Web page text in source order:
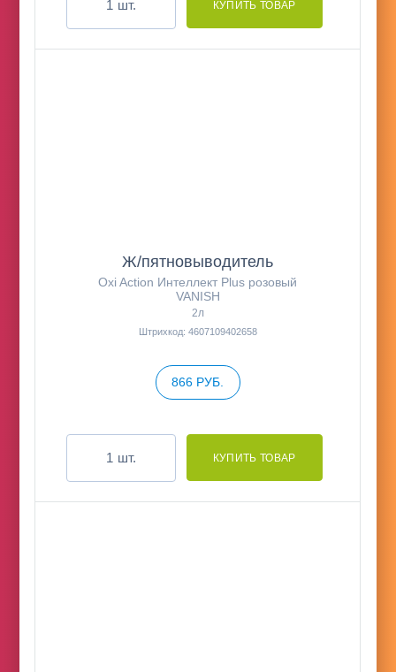
шт.
Ж/пятновыводитель
Oxi Action Интеллект Plus розовый
VANISH
2л
Штрихкод: 4607109402658
866 РУБ.
шт.